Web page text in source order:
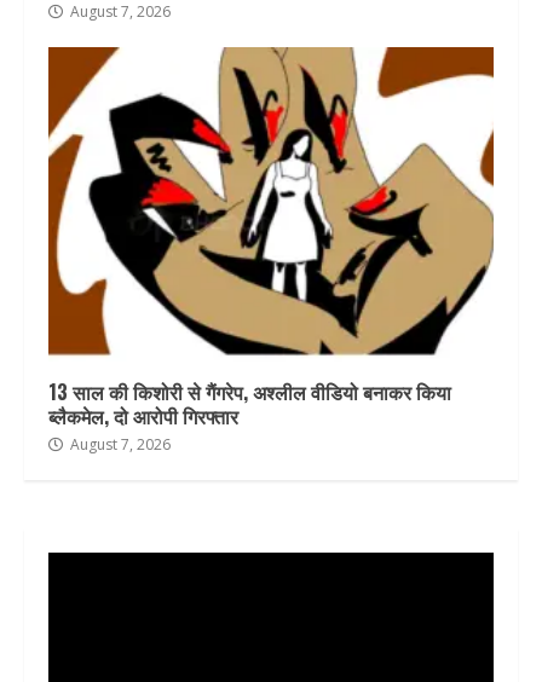
August 7, 2026
13 साल की किशोरी से गैंगरेप, अश्लील वीडियो बनाकर किया
ब्लैकमेल, दो आरोपी गिरफ्तार
August 7, 2026